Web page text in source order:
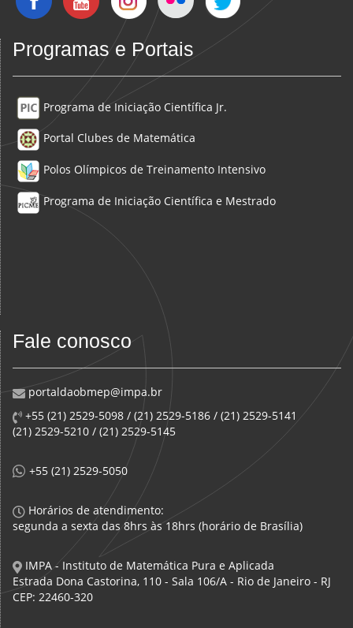
Programas e Portais
Programa de Iniciação Científica Jr.
Portal Clubes de Matemática
Polos Olímpicos de Treinamento Intensivo
Programa de Iniciação Científica e Mestrado
Fale conosco
portaldaobmep@impa.br
+55 (21) 2529-5098 / (21) 2529-5186 / (21) 2529-5141
(21) 2529-5210 / (21) 2529-5145
+55 (21) 2529-5050
Horários de atendimento:
segunda a sexta das 8hrs às 18hrs (horário de Brasília)
IMPA - Instituto de Matemática Pura e Aplicada
Estrada Dona Castorina, 110 - Sala 106/A - Rio de Janeiro - RJ
CEP: 22460-320